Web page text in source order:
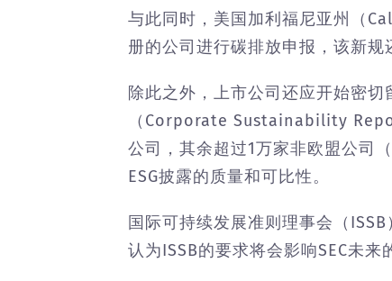
与此同时，美国加利福尼亚州（
册的公司进行碳排放申报，该新规
除此之外，上市公司还应开始密
（Corporate Sustainability
公司，其余超过1万家非欧盟公司
ESG披露的质量和可比性。
国际可持续发展准则理事会（
认为ISSB的要求将会影响SEC未来